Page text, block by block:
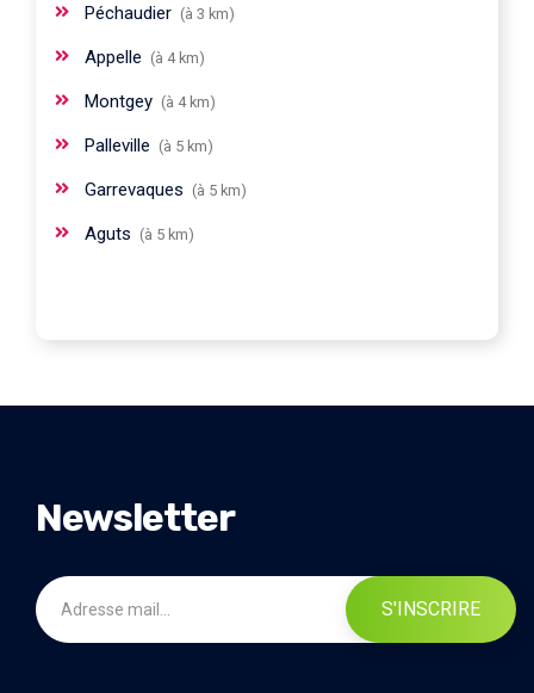
Péchaudier (à 3 km)
Appelle (à 4 km)
Montgey (à 4 km)
Palleville (à 5 km)
Garrevaques (à 5 km)
Aguts (à 5 km)
Newsletter
S'INSCRIRE